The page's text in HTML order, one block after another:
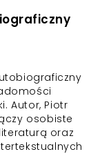
Autor, Piotr
osobiste
oraz